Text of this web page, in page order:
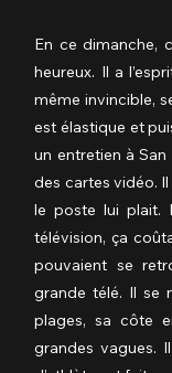
En ce dimanche,
heureux. Il a
même invincible,
est élastique et
un entretien à
des cartes vidéo. Il
le poste lui plait.
télévision, ça
pouvaient se
grande télé. Il se
plages, sa côte
grandes vagues.